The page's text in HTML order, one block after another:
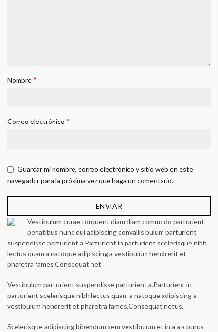
Nombre*
Correo electrónico *
Guardar mi nombre, correo electrónico y sitio web en este
navegador para la próxima vez que haga un comentario.
Vestibulum curae torquent diam diam commodo parturient
penatibus nunc dui adipiscing convallis bulum parturient
suspendisse parturient a.Parturient in parturient scelerisque nibh
lectus quam a natoque adipiscing a vestibulum hendrerit et
pharetra fames.Consequat net
Vestibulum parturient suspendisse parturient a.Parturient in
parturient scelerisque nibh lectus quam a natoque adipiscing a
vestibulum hendrerit et pharetra fames.Consequat netus.
Scelerisque adipiscing bibendum sem vestibulum et in a a a purus